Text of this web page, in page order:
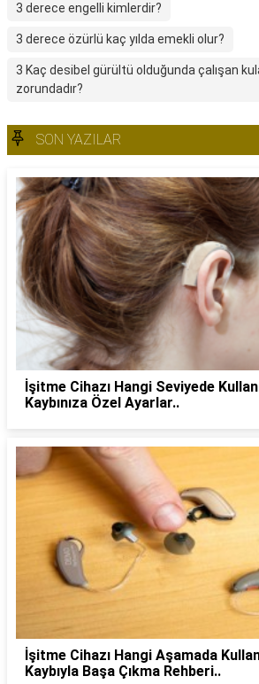
3 derece engelli kimlerdir?
3 derece özürlü kaç yılda emekli olur?
3 Kaç desibel gürültü olduğunda çalışan
zorundadır?
SON YAZILAR
İşitme Cihazı Hangi Seviyede
Kaybınıza Özel Ayarlar..
İşitme Cihazı Hangi Aşamada
Kaybıyla Başa Çıkma Rehberi..